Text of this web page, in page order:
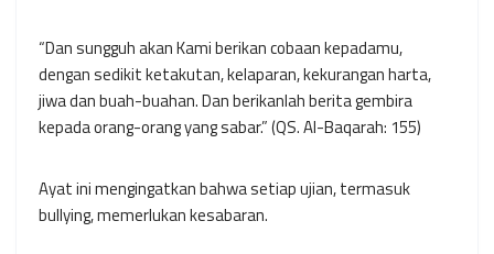
“Dan sungguh akan Kami berikan cobaan kepadamu,
dengan sedikit ketakutan, kelaparan, kekurangan harta,
jiwa dan buah-buahan. Dan berikanlah berita gembira
kepada orang-orang yang sabar.”(QS. Al-Baqarah: 155)
Ayat ini mengingatkan bahwa setiap ujian, termasuk
bullying, memerlukan kesabaran.